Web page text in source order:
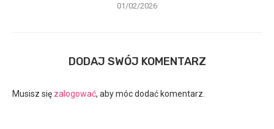
01/02/2026
DODAJ SWÓJ KOMENTARZ
Musisz się zalogować, aby móc dodać komentarz.